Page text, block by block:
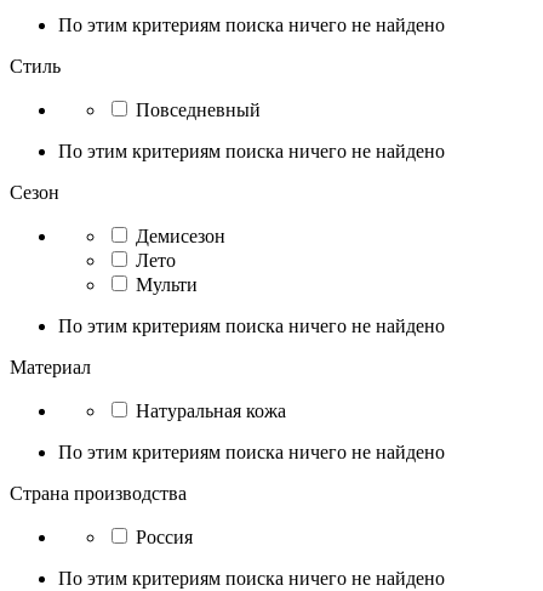
По этим критериям поиска ничего не найдено
Стиль
Повседневный
По этим критериям поиска ничего не найдено
Сезон
Демисезон
Лето
Мульти
По этим критериям поиска ничего не найдено
Материал
Натуральная кожа
По этим критериям поиска ничего не найдено
Страна производства
Россия
По этим критериям поиска ничего не найдено